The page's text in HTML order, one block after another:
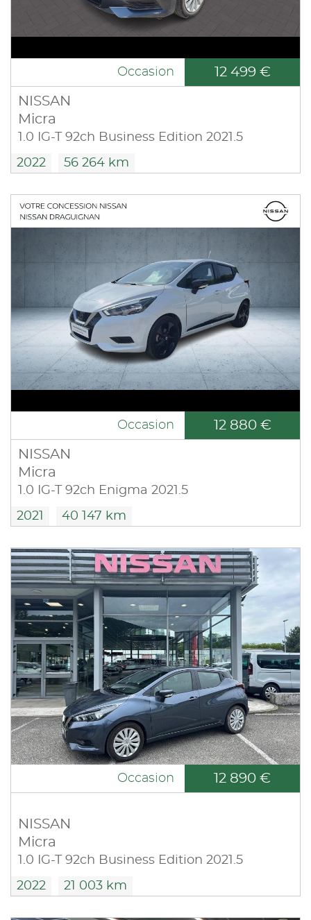
Occasion 12 499 €
NISSAN
Micra
1.0 IG-T 92ch Business Edition 2021.5
2022 56 264 km
Occasion 12 880 €
NISSAN
Micra
1.0 IG-T 92ch Enigma 2021.5
2021 40 147 km
Occasion 12 890 €
NISSAN
Micra
1.0 IG-T 92ch Business Edition 2021.5
2022 21 003 km